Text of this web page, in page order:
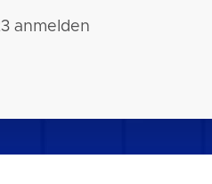
anmelden